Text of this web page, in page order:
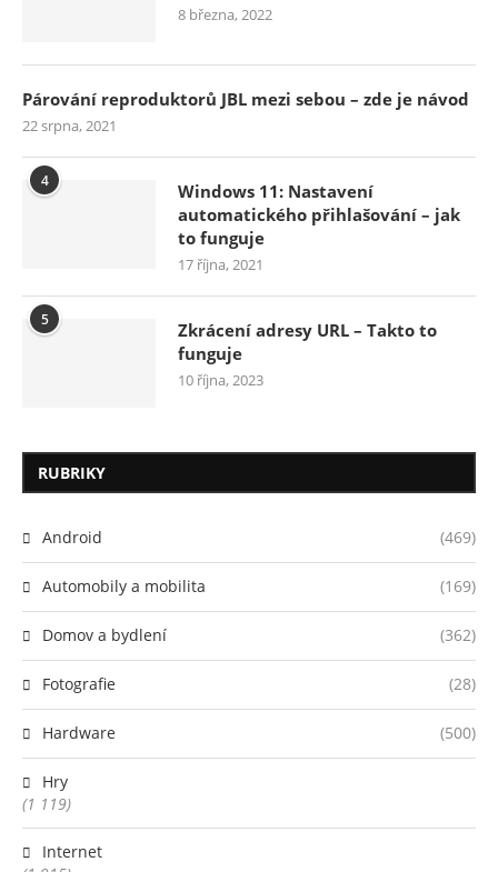
8 března, 2022
Párování reproduktorů JBL mezi sebou – zde je návod
22 srpna, 2021
4
Windows 11: Nastavení
automatického přihlašování – jak
to funguje
17 října, 2021
5
Zkrácení adresy URL – Takto to
funguje
10 října, 2023
RUBRIKY
Android (469)
Automobily a mobilita (169)
Domov a bydlení (362)
Fotografie (28)
Hardware (500)
Hry
(1 119)
Internet